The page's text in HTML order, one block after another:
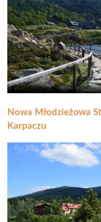
Nowa Młodzieżowa
Karpaczu